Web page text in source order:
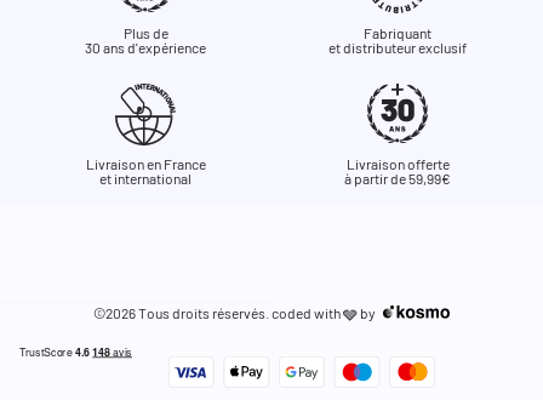
Plus de
30 ans d'expérience
Fabriquant
et distributeur exclusif
Livraison en France
et international
Livraison offerte
à partir de 59,99€
©2026 Tous droits réservés. coded with🩶 by